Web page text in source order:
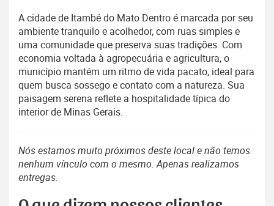
A cidade de Itambé do Mato Dentro é marcada por seu
ambiente tranquilo e acolhedor, com ruas simples e
uma comunidade que preserva suas tradições. Com
economia voltada à agropecuária e agricultura, o
município mantém um ritmo de vida pacato, ideal para
quem busca sossego e contato com a natureza. Sua
paisagem serena reflete a hospitalidade típica do
interior de Minas Gerais.
Nós estamos muito próximos deste local e não temos
nenhum vínculo com o mesmo. Apenas realizamos
entregas.